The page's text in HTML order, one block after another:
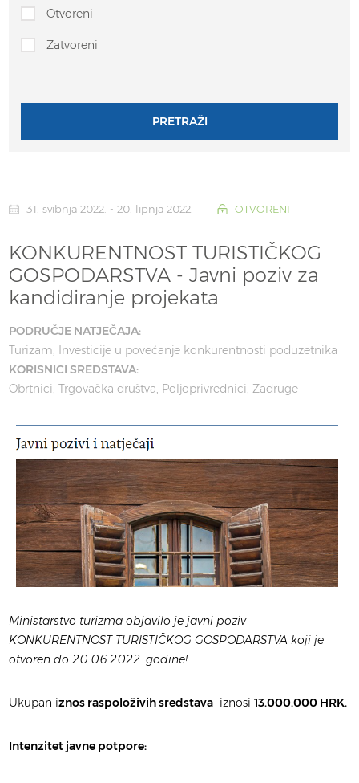
Otvoreni
Zatvoreni
PRETRAŽI
31. svibnja 2022. - 20. lipnja 2022. OTVORENI
KONKURENTNOST TURISTIČKOG
GOSPODARSTVA - Javni poziv za
kandidiranje projekata
PODRUČJE NATJEČAJA:
Turizam Investicije u povećanje konkurentnosti poduzetnika
KORISNICI SREDSTAVA:
Obrtnici Trgovačka društva Poljoprivrednici Zadruge
Ministarstvo turizma objavilo je javni poziv
KONKURENTNOST TURISTIČKOG GOSPODARSTVA koji je
otvoren do 20.06.2022. godine!
Ukupan iznos raspoloživih sredstavaiznosi 13.000.000 HRK.
Intenzitet javne potpore: